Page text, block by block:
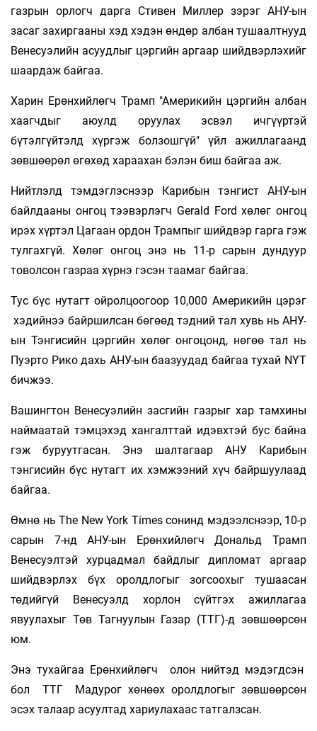
газрын орлогч дарга Стивен Миллер зэрэг АНУ-ын
засаг захиргааны хэд хэдэн өндөр албан тушаалтнууд
Венесуэлийн асуудлыг цэргийн аргаар шийдвэрлэхийг
шаардаж байгаа.
Харин Ерөнхийлөгч Трамп "Америкийн цэргийн албан
хаагчдыг аюулд оруулах эсвэл ичгүүртэй
бүтэлгүйтэлд хүргэж болзошгүй" үйл ажиллагаанд
зөвшөөрөл өгөхөд хараахан бэлэн биш байгаа аж.
Нийтлэлд тэмдэглэснээр Карибын тэнгист АНУ-ын
байлдааны онгоц тээвэрлэгч Gerald Ford хөлөг онгоц
ирэх хүртэл Цагаан ордон Трампыг шийдвэр гарга гэж
тулгахгүй. Хөлөг онгоц энэ нь 11-р сарын дундуур
товолсон газраа хүрнэ гэсэн таамаг байгаа.
Тус бүс нутагт ойролцоогоор 10,000 Америкийн цэрэг
хэдийнээ байршилсан бөгөөд тэдний тал хувь нь АНУ-
ын Тэнгисийн цэргийн хөлөг онгоцонд, нөгөө тал нь
Пуэрто Рико дахь АНУ-ын баазуудад байгаа тухай NYT
бичжээ.
Вашингтон Венесуэлийн засгийн газрыг хар тамхины
наймаатай тэмцэхэд хангалттай идэвхтэй бус байна
гэж буруутгасан. Энэ шалтагаар АНУ Карибын
тэнгисийн бүс нутагт их хэмжээний хүч байршуулаад
байгаа.
Өмнө нь The New York Times сонинд мэдээлснээр, 10-р
сарын 7-нд АНУ-ын Ерөнхийлөгч Дональд Трамп
Венесуэлтэй хурцадмал байдлыг дипломат аргаар
шийдвэрлэх бүх оролдлогыг зогсоохыг тушаасан
төдийгүй Венесуэлд хорлон сүйтгэх ажиллагаа
явуулахыг Төв Тагнуулын Газар (ТТГ)-д зөвшөөрсөн
юм.
Энэ тухайгаа Ерөнхийлөгч олон нийтэд мэдэгдсэн
бол ТТГ Мадурог хөнөөх оролдлогыг зөвшөөрсөн
эсэх талаар асуултад хариулахаас татгалзсан.